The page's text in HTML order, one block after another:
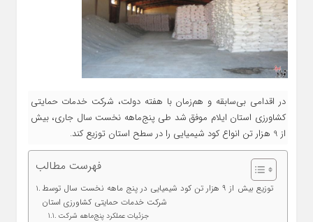
در اقدامی بی‌سابقه و هم‌زمان با هفته دولت، شرکت خدمات حمایتی
کشاورزی استان ایلام موفق شد طی پنج‌ماهه نخست سال جاری، بیش
از 9 هزار تن انواع کود شیمیایی را در سطح استان توزیع کند.
فهرست مطالب
توزیع بیش از ۹ هزار تن کود شیمیایی در پنج‌ ماهه نخست سال توسط
شرکت خدمات حمایتی کشاورزی استان
جزئیات عملکرد پنج‌ماهه شرکت